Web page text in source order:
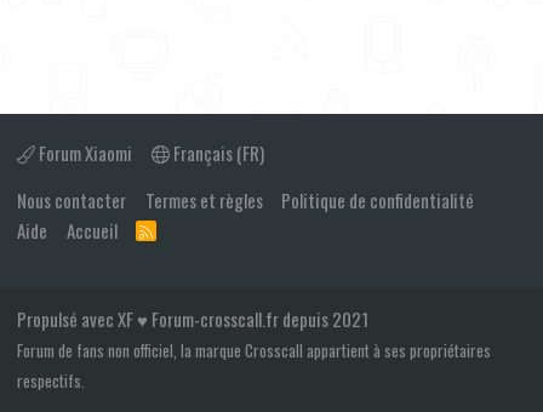
Forum Xiaomi
Français (FR)
Nous contacter
Termes et règles
Politique de confidentialité
Aide
Accueil
R
Propulsé avec XF ♥ Forum-crosscall.fr depuis 2021
Forum de fans non officiel, la marque Crosscall appartient à ses propriétaires
respectifs.